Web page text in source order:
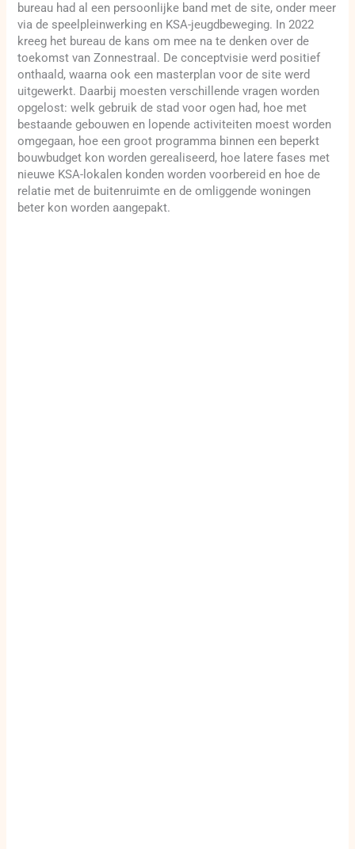
bureau had al een persoonlijke band met de site, onder meer
via de speelpleinwerking en KSA-jeugdbeweging. In 2022
kreeg het bureau de kans om mee na te denken over de
toekomst van Zonnestraal. De conceptvisie werd positief
onthaald, waarna ook een masterplan voor de site werd
uitgewerkt. Daarbij moesten verschillende vragen worden
opgelost: welk gebruik de stad voor ogen had, hoe met
bestaande gebouwen en lopende activiteiten moest worden
omgegaan, hoe een groot programma binnen een beperkt
bouwbudget kon worden gerealiseerd, hoe latere fases met
nieuwe KSA-lokalen konden worden voorbereid en hoe de
relatie met de buitenruimte en de omliggende woningen
beter kon worden aangepakt.